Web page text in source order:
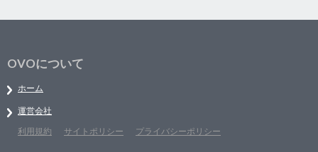
OVOについて
ホーム
運営会社
利用規約
サイトポリシー プライバシーポリシー